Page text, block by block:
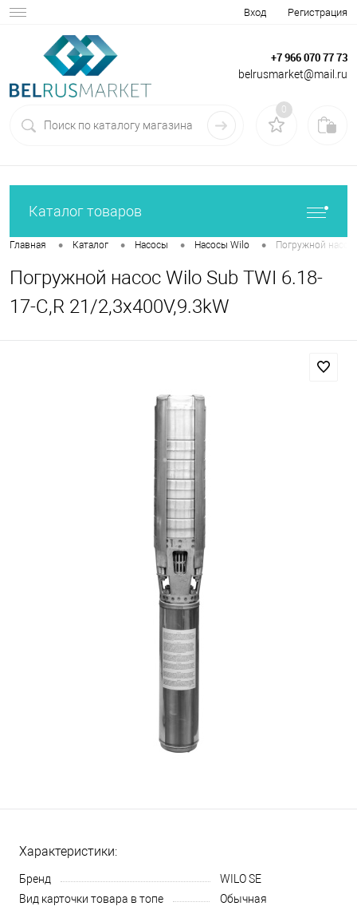
Вход Регистрация
+7 966 070 77 73
belrusmarket@mail.ru
0
Каталог товаров
Главная • Каталог • Насосы • Насосы Wilo • Погружной насос
Погружной насос Wilo Sub TWI 6.18-
17-C,R 21/2,3x400V,9.3kW
Характеристики:
Бренд
WILO SE
Вид карточки товара в топе
Обычная